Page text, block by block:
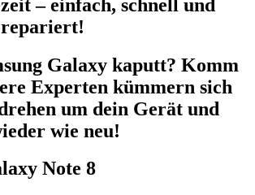
– einfach, schnell und
Galaxy kaputt? Komm
Experten kümmern sich
um dein Gerät und
wie neu!
Note 8